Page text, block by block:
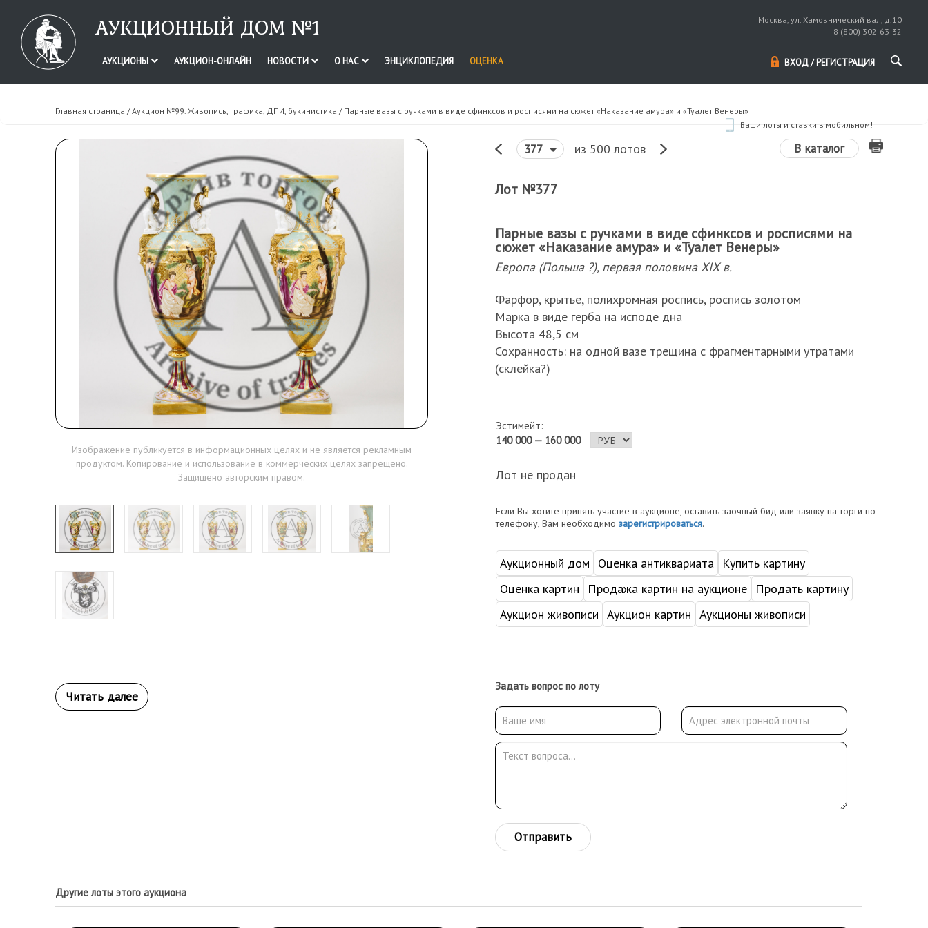
АУКЦИОННЫЙ ДОМ №1
Москва, ул. Хамовнический вал, д.10
8 (800) 302-63-32
АУКЦИОНЫ АУКЦИОН-ОНЛАЙН НОВОСТИ О НАС ЭНЦИКЛОПЕДИЯ ОЦЕНКА ВХОД / РЕГИСТРАЦИЯ
Главная страница /Аукцион №99. Живопись, графика, ДПИ, букинистика / Парные вазы с ручками в виде сфинксов и росписями на сюжет «Наказание амура» и «Туалет Венеры»
Ваши лоты и ставки в мобильном!
Изображение публикуется в информационных целях и не является рекламным
продуктом. Копирование и использование в коммерческих целях запрещено.
Защищено авторским правом.
377 из 500 лотов В каталог
Лот №377
Парные вазы с ручками в виде сфинксов и росписями на
сюжет «Наказание амура» и «Туалет Венеры»
Европа (Польша ?), первая половина ХIХ в.
Фарфор, крытье, полихромная роспись, роспись золотом
Марка в виде герба на исподе дна
Высота 48,5 см
Сохранность: на одной вазе трещина с фрагментарными утратами
(склейка?)
Эстимейт:
140 000 — 160 000
Лот не продан
Если Вы хотите принять участие в аукционе, оставить заочный бид или заявку на торги по
телефону, Вам необходимо зарегистрироваться.
Аукционный дом Оценка антиквариата
Купить картину
Оценка картин
Продажа картин на аукционе
Продать картину
Аукцион живописи Аукцион картин Аукционы живописи
Задать вопрос по лоту
Отправить
Другие лоты этого аукциона